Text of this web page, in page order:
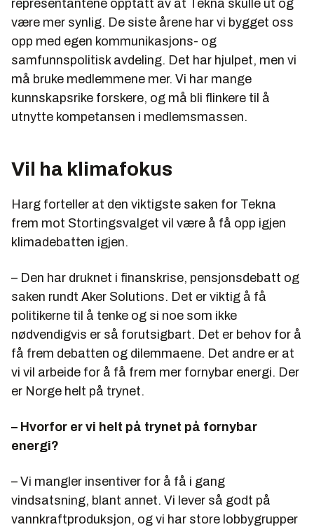
representantene opptatt av at Tekna skulle ut og
være mer synlig. De siste årene har vi bygget oss
opp med egen kommunikasjons- og
samfunnspolitisk avdeling. Det har hjulpet, men vi
må bruke medlemmene mer. Vi har mange
kunnskapsrike forskere, og må bli flinkere til å
utnytte kompetansen i medlemsmassen.
Vil ha klimafokus
Harg forteller at den viktigste saken for Tekna
frem mot Stortingsvalget vil være å få opp igjen
klimadebatten igjen.
– Den har druknet i finanskrise, pensjonsdebatt og
saken rundt Aker Solutions. Det er viktig å få
politikerne til å tenke og si noe som ikke
nødvendigvis er så forutsigbart. Det er behov for å
få frem debatten og dilemmaene. Det andre er at
vi vil arbeide for å få frem mer fornybar energi. Der
er Norge helt på trynet.
– Hvorfor er vi helt på trynet på fornybar
energi?
– Vi mangler insentiver for å få i gang
vindsatsning, blant annet. Vi lever så godt på
vannkraftproduksjon, og vi har store lobbygrupper